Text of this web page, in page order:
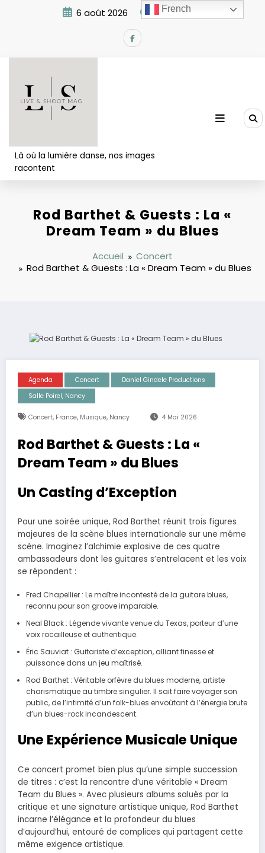
6 août 2026 2:58:43 PM
Là où la lumière danse, nos images
racontent
Rod Barthet & Guests : La «
Dream Team » du Blues
Accueil
Concert
Rod Barthet & Guests : La « Dream Team » du Blues
Agenda Concert
Daniel Gindele Productions
Salle Poirel, Nancy
Concert, France, Musique, Nancy 4 Mai 2026
Rod Barthet & Guests : La «
Dream Team » du Blues
Un Casting d’Exception
Pour une soirée unique, Rod Barthet réunit trois figures
majeures de la scène blues internationale sur une même
scène. Imaginez l’alchimie explosive de ces quatre
ambassadeurs dont les guitares s’entrelacent et les voix
se répondent :
Fred Chapellier : Le maître incontesté de la guitare blues,
reconnu pour son groove imparable.
Neal Black : Légende vivante venue du Texas, porteur d’une
voix rocailleuse et authentique.
Éric Sauviat : Guitariste d’exception, alliant finesse et
puissance dans un jeu maîtrisé.
Rod Barthet : Véritable orfèvre du blues moderne, artiste
charismatique au timbre singulier. Il sait faire voyager son
public, de l’intimité d’un folk-blues envoûtant à l’énergie brute
d’un blues-rock incandescent.
Une Expérience Musicale Unique
Ce concert promet bien plus qu’une simple succession
de titres : c’est la rencontre d’une véritable « Dream
Team du Blues ». Avec plusieurs albums salués par la
critique et une signature artistique unique, Rod Barthet
incarne l’élégance et la profondeur du blues
d’aujourd’hui, entouré de complices qui partagent cette
même exigence artistique.
French